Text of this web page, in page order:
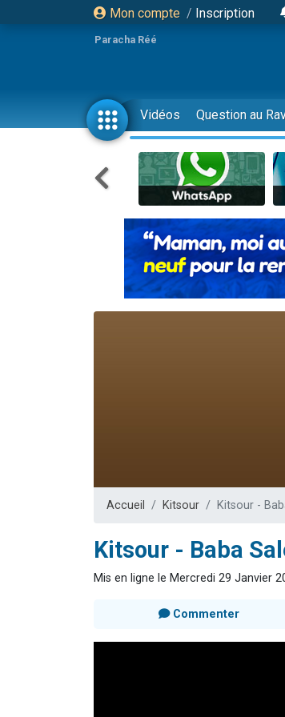
Mon compte / Inscription
Paracha Réé
Vidéos Question au
Accueil Kitsour Kitsour -
Kitsour - Baba
Mis en ligne le Mercredi 29 Janvier
Commenter